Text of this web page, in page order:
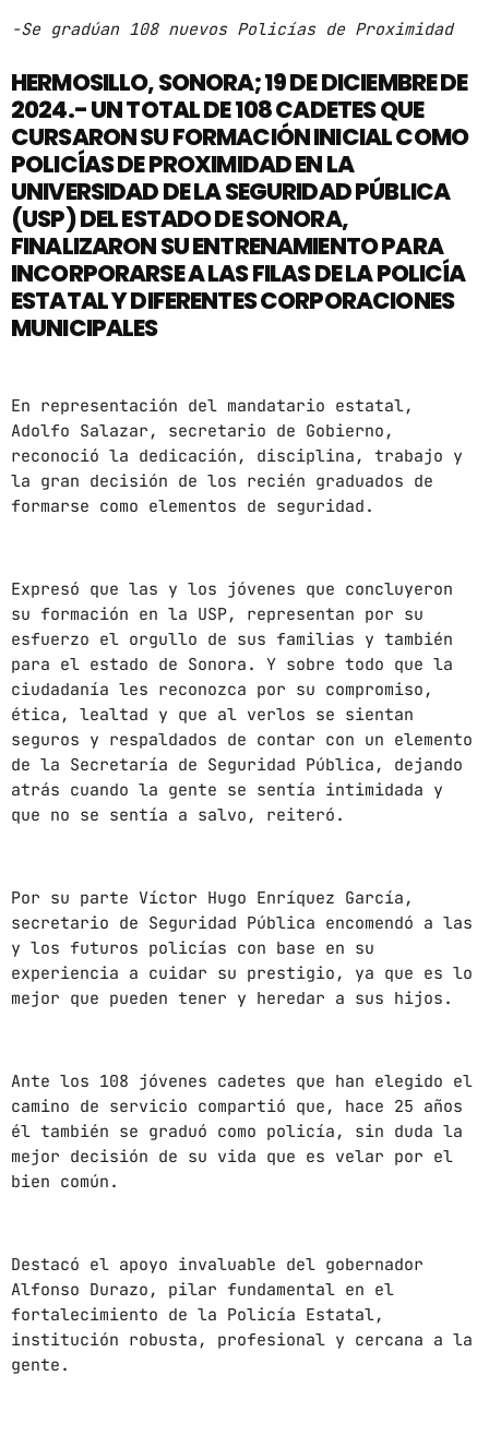
marzo 2025
febrero 2025
enero 2025
diciembre 2024
noviembre 2024
octubre 2024
agosto 2024
julio 2024
junio 2024
marzo 2024
febrero 2024
CATEGORÍAS
Blog
Gobierno de Sonora
Hermosillo
News
UPCOMING SHOWS
LOS CHEROS
12:00 PM - 2:00 PM
-Se gradúan 108 nuevos Policías de Proximidad
HERMOSILLO, SONORA; 19 DE DICIEMBRE DE
2024.- UN TOTAL DE 108 CADETES QUE
CURSARON SU FORMACIÓN INICIAL COMO
POLICÍAS DE PROXIMIDAD EN LA
UNIVERSIDAD DE LA SEGURIDAD PÚBLICA
(USP) DEL ESTADO DE SONORA,
FINALIZARON SU ENTRENAMIENTO PARA
INCORPORARSE A LAS FILAS DE LA POLICÍA
ESTATAL Y DIFERENTES CORPORACIONES
MUNICIPALES
En representación del mandatario estatal,
Adolfo Salazar, secretario de Gobierno,
reconoció la dedicación, disciplina, trabajo y
la gran decisión de los recién graduados de
formarse como elementos de seguridad.
Expresó que las y los jóvenes que concluyeron
su formación en la USP, representan por su
esfuerzo el orgullo de sus familias y también
para el estado de Sonora. Y sobre todo que la
ciudadanía les reconozca por su compromiso,
ética, lealtad y que al verlos se sientan
seguros y respaldados de contar con un elemento
de la Secretaría de Seguridad Pública, dejando
atrás cuando la gente se sentía intimidada y
que no se sentía a salvo, reiteró.
Por su parte Víctor Hugo Enríquez García,
secretario de Seguridad Pública encomendó a las
y los futuros policías con base en su
experiencia a cuidar su prestigio, ya que es lo
mejor que pueden tener y heredar a sus hijos.
Ante los 108 jóvenes cadetes que han elegido el
camino de servicio compartió que, hace 25 años
él también se graduó como policía, sin duda la
mejor decisión de su vida que es velar por el
bien común.
Destacó el apoyo invaluable del gobernador
Alfonso Durazo, pilar fundamental en el
fortalecimiento de la Policía Estatal,
institución robusta, profesional y cercana a la
gente.